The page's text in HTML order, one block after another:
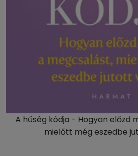
A hűség kódja - Hogyan előzd
mielőtt még eszedbe